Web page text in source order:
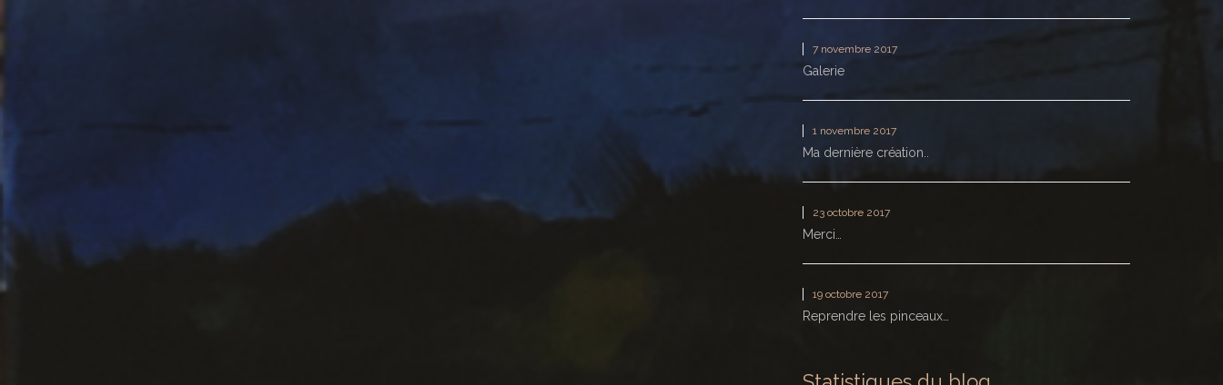
7 novembre 2017
Galerie
1 novembre 2017
Ma dernière création..
23 octobre 2017
Merci…
19 octobre 2017
Reprendre les pinceaux…